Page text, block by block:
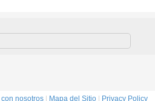
buen precio
nosotros | Mapa del Sitio | Privacy Policy